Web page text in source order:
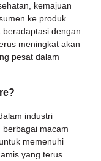
kemajuan
ke produk
dengan
meningkat akan
pesat dalam
industri
berbagai macam
memenuhi
yang terus